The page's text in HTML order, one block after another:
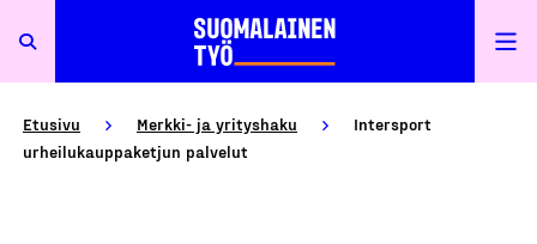
Etusivu Merkki- ja yrityshaku
Intersport
urheilukauppaketjun palvelut